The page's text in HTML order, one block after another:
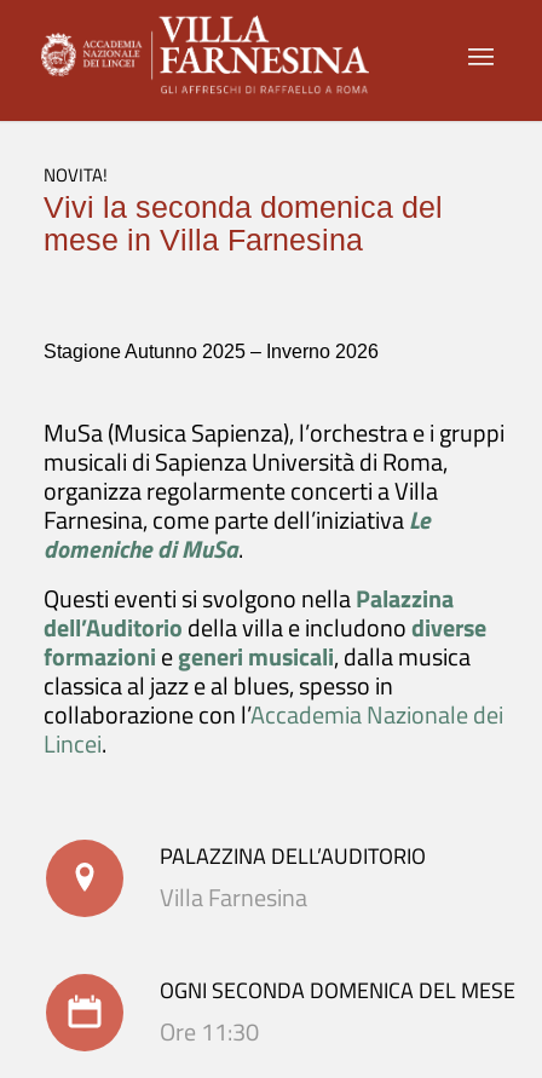
NOVITA!
Vivi la seconda domenica del
mese in Villa Farnesina
Stagione Autunno 2025 – Inverno 2026
MuSa (Musica Sapienza), l’orchestra e i gruppi
musicali di Sapienza Università di Roma,
organizza regolarmente concerti a Villa
Farnesina, come parte dell’iniziativaLe
domeniche di MuSa.
Questi eventi si svolgono nellaPalazzina
dell’Auditoriodella villa e includonodiverse
formazioniegeneri musicali, dalla musica
classica al jazz e al blues, spesso in
collaborazione con l’Accademia Nazionale dei
Lincei.
PALAZZINA DELL’AUDITORIO
Villa Farnesina
OGNI SECONDA DOMENICA DEL MESE
Ore 11:30